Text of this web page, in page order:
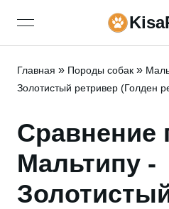
open navigation menu
Главная » Породы собак »
Золотистый ретривер (Голден
Сравнение
Мальтипу -